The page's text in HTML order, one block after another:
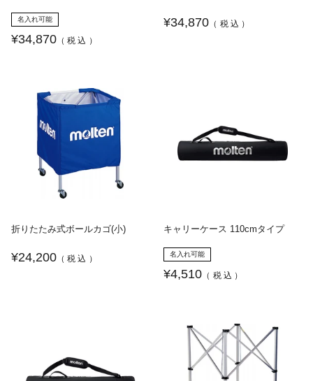
名入れ可能
¥34,870 （税込）
¥34,870 （税込）
折りたたみ式ボールカゴ(小)
¥24,200 （税込）
キャリーケース 110cmタイプ
名入れ可能
¥4,510 （税込）